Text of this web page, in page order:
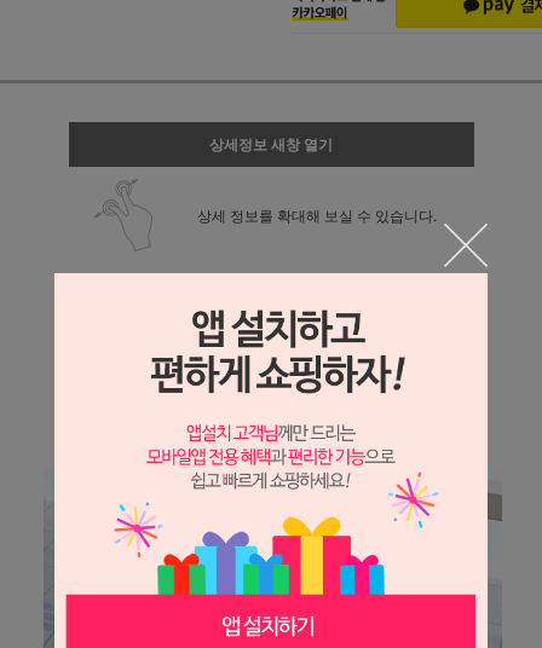
상세정보 새창 열기
상세 정보를 확대해 보실 수 있습니다.